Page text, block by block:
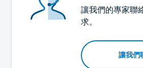
讓我們的專家聯
求。
讓我們